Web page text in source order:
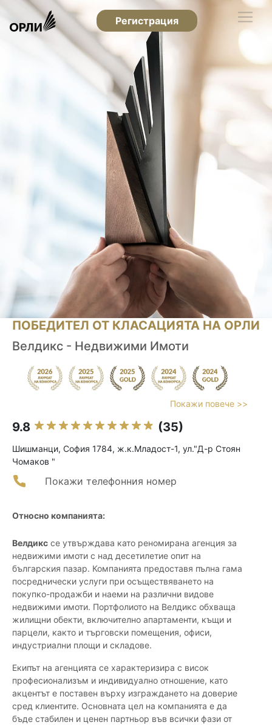
Регистрация
ПОБЕДИТЕЛ ОТ КЛАСАЦИЯТА НА ОРЛИ
Велдикс - Недвижими Имоти
Покажи повече >>
9.8 (35)
Шишманци, София 1784, ж.к.Младост-1, ул."Д-р Стоян
Чомаков "
Покажи телефонния номер
Относно компанията:
Велдикс се утвърждава като реномирана агенция за
недвижими имоти с над десетилетие опит на
българския пазар. Компанията предоставя пълна гама
посреднически услуги при осъществяването на
покупко-продажби и наеми на различни видове
недвижими имоти. Портфолиото на Велдикс обхваща
жилищни обекти, включително апартаменти, къщи и
парцели, както и търговски помещения, офиси,
индустриални площи и складове.
Екипът на агенцията се характеризира с висок
професионализъм и индивидуално отношение, като
акцентът е поставен върху изграждането на доверие
сред клиентите. Основната цел на компанията е да
бъде стабилен и ценен партньор във всички фази от